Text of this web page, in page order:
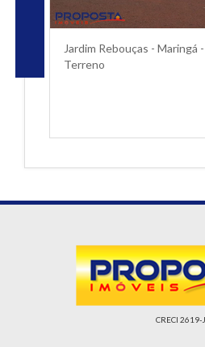
Jardim Rebouças - Maringá
Terreno
CRECI 2619-J